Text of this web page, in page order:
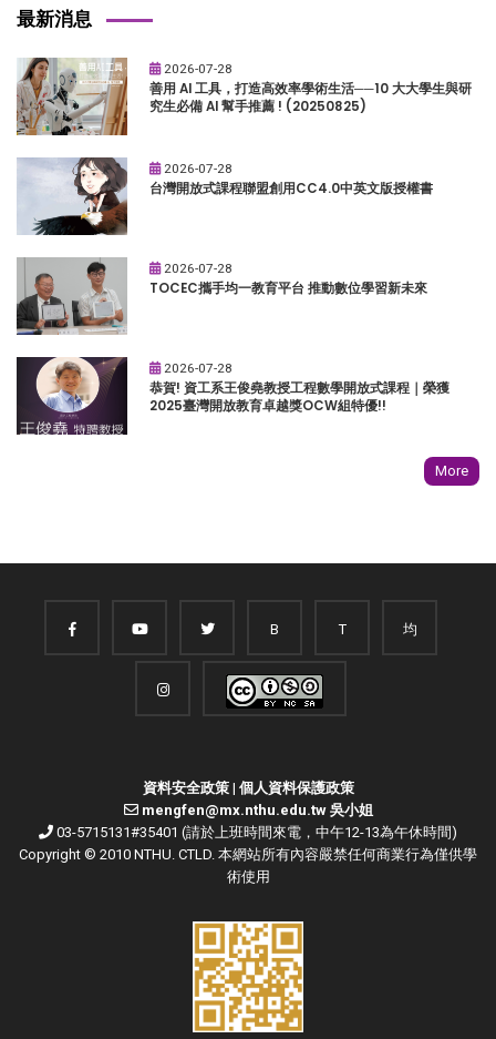
最新消息
2026-07-28
善用 AI 工具，打造高效率學術生活──10 大大學生與研
究生必備 AI 幫手推薦 ! (20250825)
2026-07-28
台灣開放式課程聯盟創用CC4.0中英文版授權書
2026-07-28
TOCEC攜手均一教育平台 推動數位學習新未來
2026-07-28
恭賀! 資工系王俊堯教授工程數學開放式課程｜榮獲
2025臺灣開放教育卓越獎OCW組特優!!
More
B T 均
資料安全政策| 個人資料保護政策
mengfen@mx.nthu.edu.tw 吳小姐
03-5715131#35401 (請於上班時間來電，中午12-13為午休時間)
Copyright © 2010 NTHU. CTLD. 本網站所有內容嚴禁任何商業行為僅供學
術使用